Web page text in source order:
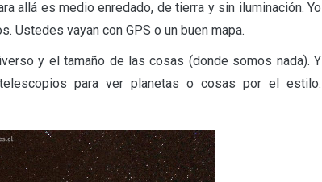
allá es medio enredado, de tierra y sin iluminación. Yo
Ustedes vayan con GPS o un buen mapa.
y el tamaño de las cosas (donde somos nada). Y
para ver planetas o cosas por el estilo.